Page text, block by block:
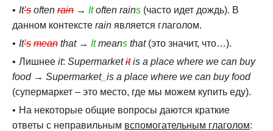
It’s often rain → Itoften rains (часто идет дождь). В
данном контексте rain является глаголом.
It’s mean that→ Itmeans that(это значит, что…).
Лишнее it: Supermarketitis a place where we can buy
food→ Supermarket_ is a place where we can buy food
(супермаркет – это место, где мы можем купить еду).
На некоторые общие вопросы даются краткие
ответы с неправильным вспомогательным глаголом: